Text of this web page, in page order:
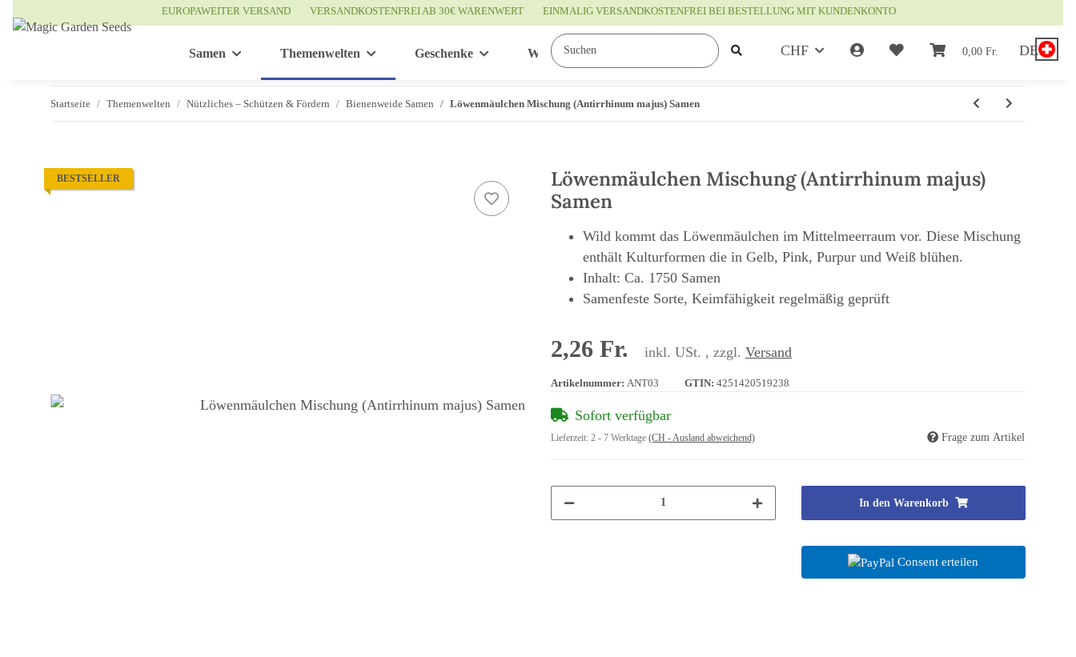
EUROPAWEITER VERSAND VERSANDKOSTENFREI AB 30€ WARENWERT EINMALIG VERSANDKOSTENFREI BEI BESTELLUNG MIT KUNDENKONTO
CHF 0,00 Fr. DE
Samen Themenwelten Geschenke Wissenswertes
Startseite Themenwelten Nützliches – Schützen & Fördern Bienenweide Samen Löwenmäulchen Mischung (Antirrhinum majus) Samen
BESTSELLER
Löwenmäulchen Mischung (Antirrhinum majus)
Samen
Wild kommt das Löwenmäulchen im Mittelmeerraum vor. Diese Mischung
enthält Kulturformen die in Gelb, Pink, Purpur und Weiß blühen.
Inhalt: Ca. 1750 Samen
Samenfeste Sorte, Keimfähigkeit regelmäßig geprüft
2,26 Fr. inkl. USt. , zzgl. Versand
Artikelnummer: ANT03 GTIN: 4251420519238
Sofort verfügbar
Lieferzeit: 2 - 7 Werktage (CH - Ausland abweichend) Frage zum Artikel
In den Warenkorb
Consent erteilen